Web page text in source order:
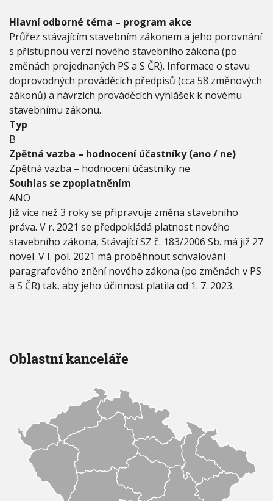
é
h
o
o
v
é
h
o
S
Z
Hlavní odborné téma – program akce
Průřez stávajícím stavebním zákonem a jeho porovnání
s přístupnou verzí nového stavebního zákona (po
změnách projednaných PS a S ČR). Informace o stavu
doprovodných prováděcích předpisů (cca 58 změnových
zákonů) a návrzích prováděcích vyhlášek k novému
stavebnímu zákonu.
Typ
B
Zpětná vazba – hodnocení účastníky (ano / ne)
Zpětná vazba – hodnocení účastníky ne
Souhlas se zpoplatněním
ANO
Již více než 3 roky se připravuje změna stavebního
práva. V r. 2021 se předpokládá platnost nového
stavebního zákona, Stávající SZ č. 183/2006 Sb. má již 27
novel. V I. pol. 2021 má proběhnout schvalování
paragrafového znění nového zákona (po změnách v PS
a S ČR) tak, aby jeho účinnost platila od 1. 7. 2023.
Oblastní kanceláře